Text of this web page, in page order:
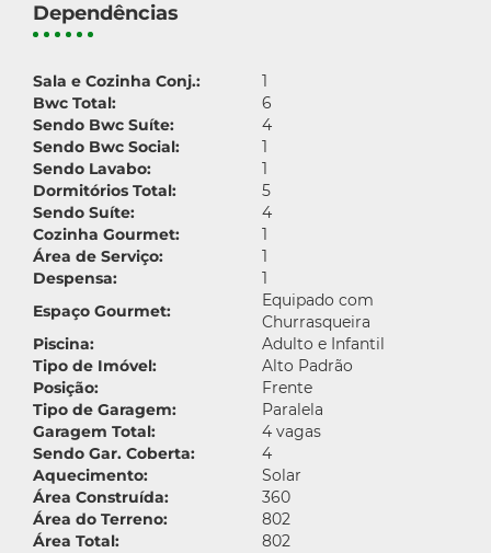
Dependências
Sala e Cozinha Conj.:
1
Bwc Total:
6
Sendo Bwc Suíte:
4
Sendo Bwc Social:
1
Sendo Lavabo:
1
Dormitórios Total:
5
Sendo Suíte:
4
Cozinha Gourmet:
1
Área de Serviço:
1
Despensa:
1
Espaço Gourmet:
Equipado com
Churrasqueira
Piscina:
Adulto e Infantil
Tipo de Imóvel:
Alto Padrão
Posição:
Frente
Tipo de Garagem:
Paralela
Garagem Total:
4 vagas
Sendo Gar. Coberta:
4
Aquecimento:
Solar
Área Construída:
360
Área do Terreno:
802
Área Total:
802